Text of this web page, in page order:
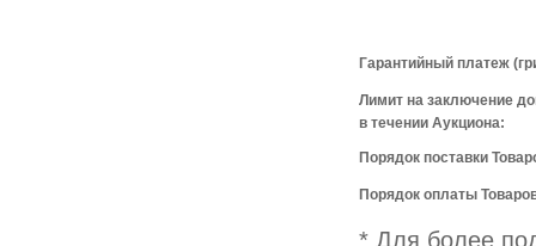
Гарантийный платеж
Лимит на заключение
в течении Аукциона:
Порядок поставки
Порядок оплаты
* Для более